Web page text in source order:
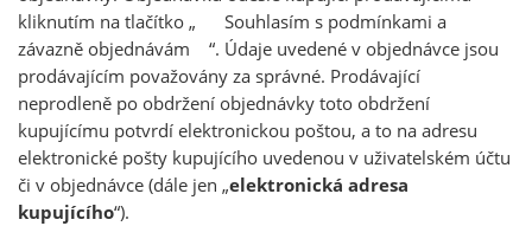
kliknutím na tlačítko „ Souhlasím s podmínkami a
závazně objednávám “. Údaje uvedené v objednávce jsou
prodávajícím považovány za správné. Prodávající
neprodleně po obdržení objednávky toto obdržení
kupujícímu potvrdí elektronickou poštou, a to na adresu
elektronické pošty kupujícího uvedenou v uživatelském účtu
či v objednávce (dále jen „elektronická adresa
kupujícího“).